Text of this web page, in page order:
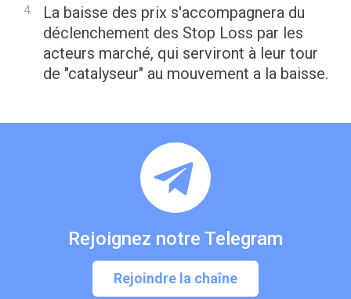
La baisse des prix s'accompagnera du
déclenchement des Stop Loss par les
acteurs marché, qui serviront à leur tour
de "catalyseur" au mouvement a la baisse.
Rejoignez notre Telegram
Rejoindre la chaîne